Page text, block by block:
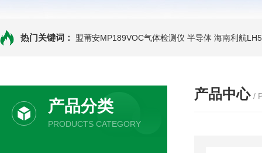
热门关键词： 盟莆安MP189VOC气体检测仪 半导体 海南利航
产品分类
PRODUCTS CATEGORY
产品中心 /